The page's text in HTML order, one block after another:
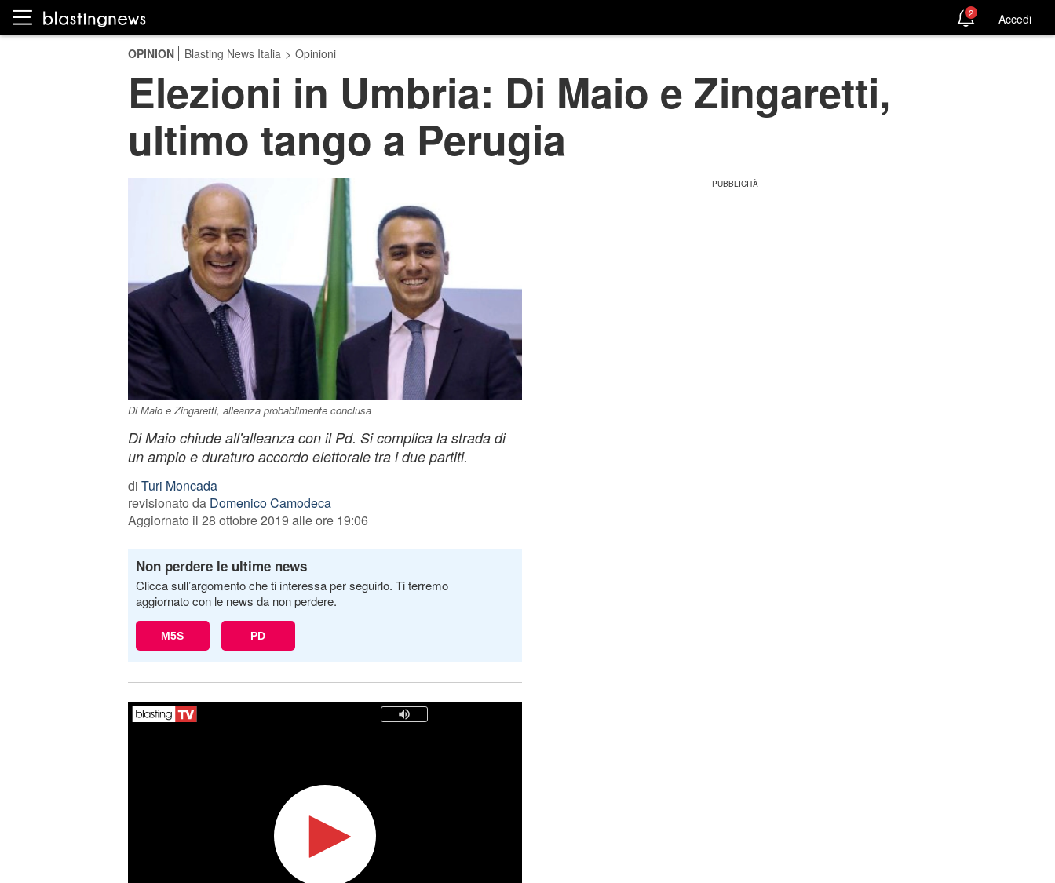
2 Accedi
OPINION Blasting News Italia > Opinioni
Elezioni in Umbria: Di Maio e Zingaretti,
ultimo tango a Perugia
Di Maio e Zingaretti, alleanza probabilmente conclusa
Di Maio chiude all'alleanza con il Pd. Si complica la strada di
un ampio e duraturo accordo elettorale tra i due partiti.
di Turi Moncada
revisionato da Domenico Camodeca
Aggiornato il 28 ottobre 2019 alle ore 19:06
Non perdere le ultime news
Clicca sull’argomento che ti interessa per seguirlo. Ti terremo
aggiornato con le news da non perdere.
M5S PD